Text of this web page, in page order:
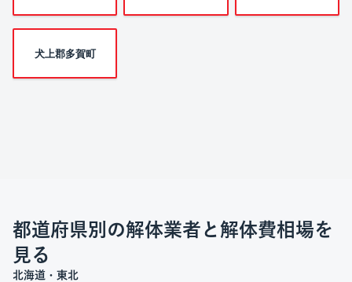
犬上郡多賀町
都道府県別の解体業者と解体費相場を
見る
北海道・東北